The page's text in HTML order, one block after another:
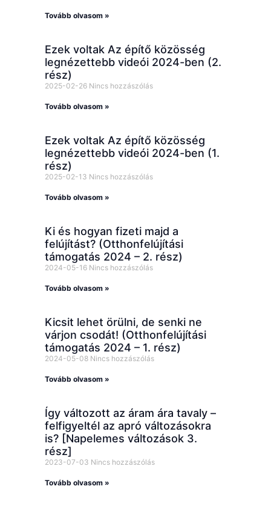
Tovább olvasom »
Ezek voltak Az építő közösség
legnézettebb videói 2024-ben (2.
rész)
2025-02-26 Nincs hozzászólás
Tovább olvasom »
Ezek voltak Az építő közösség
legnézettebb videói 2024-ben (1.
rész)
2025-02-13 Nincs hozzászólás
Tovább olvasom »
Ki és hogyan fizeti majd a
felújítást? (Otthonfelújítási
támogatás 2024 – 2. rész)
2024-05-16 Nincs hozzászólás
Tovább olvasom »
Kicsit lehet örülni, de senki ne
várjon csodát! (Otthonfelújítási
támogatás 2024 – 1. rész)
2024-05-08 Nincs hozzászólás
Tovább olvasom »
Így változott az áram ára tavaly –
felfigyeltél az apró változásokra
is? [Napelemes változások 3.
rész]
2023-07-03 Nincs hozzászólás
Tovább olvasom »